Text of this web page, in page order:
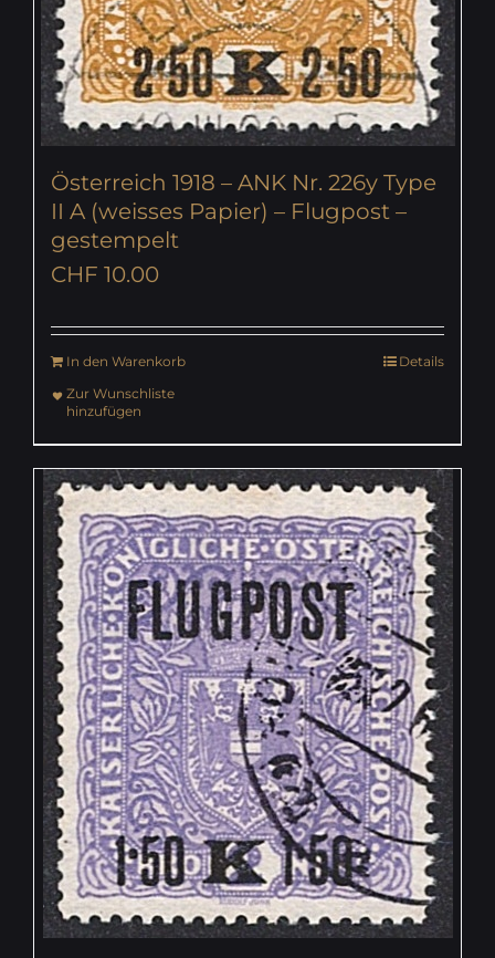
Österreich 1918 – ANK Nr. 226y Type
II A (weisses Papier) – Flugpost –
gestempelt
CHF 10.00
In den Warenkorb
Details
Zur Wunschliste
hinzufügen